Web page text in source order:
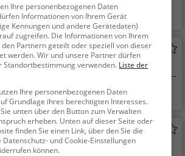
Rheinbach
Familie & Kinder,
Sehenswürdigkeit
Burg Morenhoven
Adelssitz in Swisttal
Swisttal
Familie & Kinder,
Sehenswürdigkeit
Burg Lüftelberg
Adelssitz in Meckenheim
Ihre personenbezogenen Daten
Informationen von Ihrem Gerät
Kennungen und andere Gerätedaten)
zugreifen. Die Informationen von Ihrem
Partnern geteilt oder speziell von dieser
werden. Wir und unsere Partner dürfen
Standortbestimmung verwenden. Liste der
Ihre personenbezogenen Daten
Grundlage ihres berechtigten Interesses.
unten über den Button zum Verwalten
erheben. Unten auf dieser Seite oder
finden Sie einen Link, über den Sie die
Datenschutz- und Cookie-Einstellungen
können.